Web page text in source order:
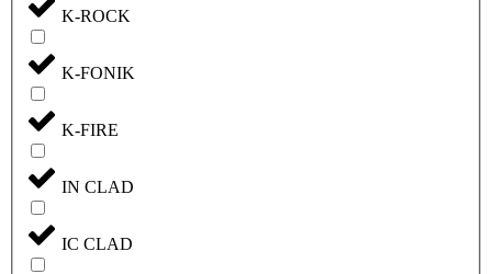
K-ROCK
K-FONIK
K-FIRE
IN CLAD
IC CLAD